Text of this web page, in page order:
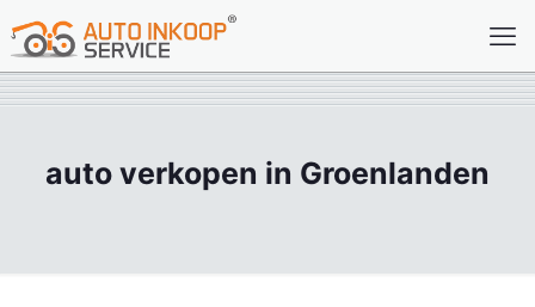
auto verkopen in Groenlanden